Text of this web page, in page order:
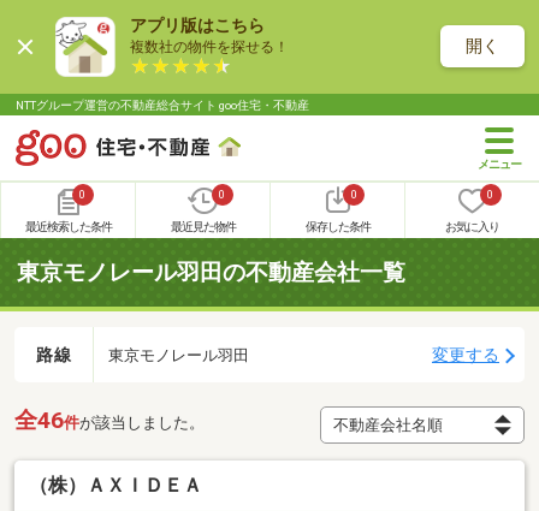
アプリ版はこちら
複数社の物件を探せる！ 開く
NTTグループ運営の不動産総合サイト goo住宅・不動産
0
最近検索した条件
0
最近見た物件
0
保存した条件
0
お気に入り
東京モノレール羽田の不動産会社一覧
路線 東京モノレール羽田 変更する
全46件が該当しました。
（株）ＡＸＩＤＥＡ